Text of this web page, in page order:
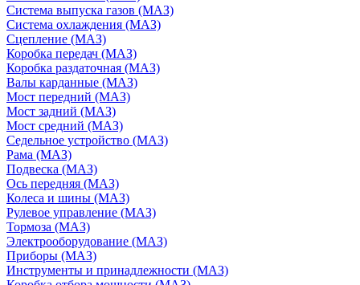
Система выпуска газов (МАЗ)
Система охлаждения (МАЗ)
Сцепление (МАЗ)
Коробка передач (МАЗ)
Коробка раздаточная (МАЗ)
Валы карданные (МАЗ)
Мост передний (МАЗ)
Мост задний (МАЗ)
Мост средний (МАЗ)
Седельное устройство (МАЗ)
Рама (МАЗ)
Подвеска (МАЗ)
Ось передняя (МАЗ)
Колеса и шины (МАЗ)
Рулевое управление (МАЗ)
Тормоза (МАЗ)
Электрооборудование (МАЗ)
Приборы (МАЗ)
Инструменты и принадлежности (МАЗ)